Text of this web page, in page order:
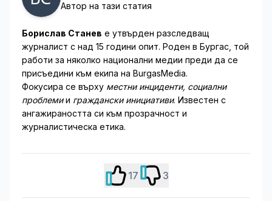
Автор на тази статия
Борислав Станев е утвърден разследващ
журналист с над 15 години опит. Роден в Бургас, той
работи за няколко национални медии преди да се
присъедини към екипа на BurgasMedia.
Фокусира се върху местни инциденти, социални
проблемии граждански инициативи. Известен с
ангажираността си към прозрачност и
журналистическа етика.
17 3